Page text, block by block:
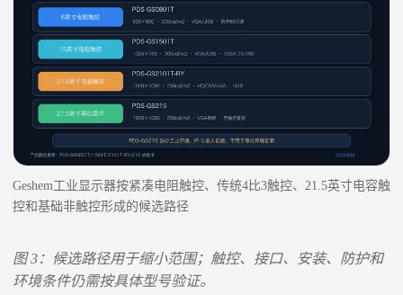
Geshem工业显示器按紧凑电阻触控、传统4比3触控、21.5英寸电容触
控和基础非触控形成的候选路径
图 3：候选路径用于缩小范围；触控、接口、安装、防护和
环境条件仍需按具体型号验证。